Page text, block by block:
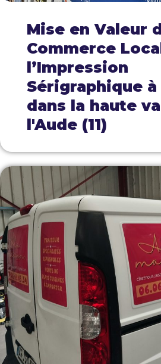
Mise en Valeur
Commerce
l’Impression
Sérigraphique à
dans la haute
l'Aude (11)